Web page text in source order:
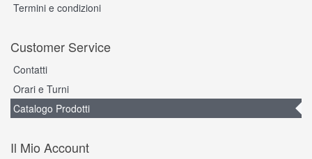
Termini e condizioni
Customer Service
Contatti
Orari e Turni
Catalogo Prodotti
Il Mio Account